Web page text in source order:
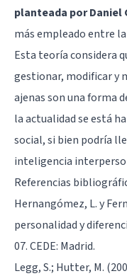
planteada por Daniel
más empleado entre
Esta teoría considera
gestionar, modificar y
ajenas son una forma
la actualidad se está
social, si bien podría
inteligencia
Referencias
Hernangómez, L. y
personalidad y
07. CEDE: Madrid.
Legg, S.; Hutter, M.